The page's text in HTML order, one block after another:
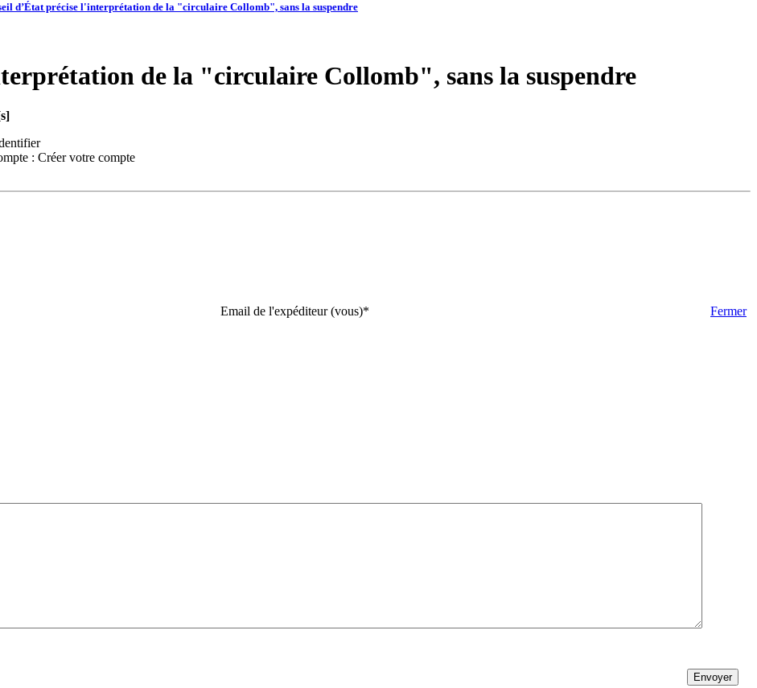
d’État précise l'interprétation de la "circulaire Collomb", sans la suspendre
de la "circulaire Collomb", sans la suspendre
: Créer votre compte
Fermer
Email de l'expéditeur (vous)*